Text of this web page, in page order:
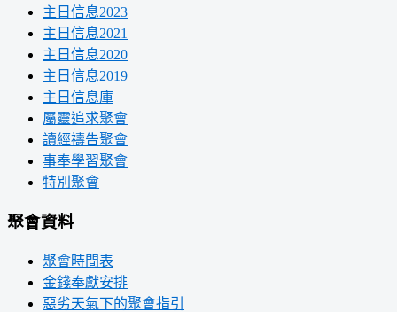
主日信息2023
主日信息2021
主日信息2020
主日信息2019
主日信息庫
屬靈追求聚會
讀經禱告聚會
事奉學習聚會
特別聚會
聚會資料
聚會時間表
金錢奉獻安排
惡劣天氣下的聚會指引